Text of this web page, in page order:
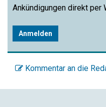
Ankündigungen direkt per
Anmelden
Kommentar an die